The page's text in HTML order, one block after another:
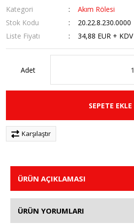
Kategori
Akım Rölesi
Stok Kodu
20.22.8.230.0000
Liste Fiyatı
34,88 EUR + KDV
Adet
SEPETE EKLE
Karşılaştır
ÜRÜN AÇIKLAMASI
ÜRÜN YORUMLARI